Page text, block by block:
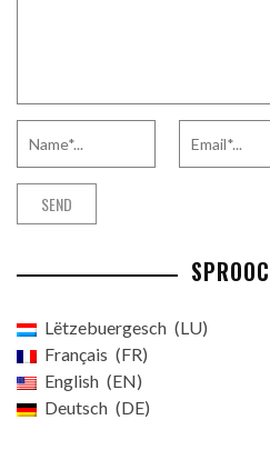
Lëtzebuergesch
LU
Français
FR
English
EN
Deutsch
DE